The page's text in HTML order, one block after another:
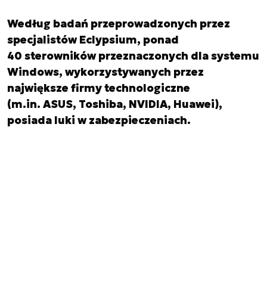
Według badań przeprowadzonych przez
specjalistów Eclypsium, ponad
40 sterowników przeznaczonych dla systemu
Windows, wykorzystywanych przez
największe firmy technologiczne
(m.in. ASUS, Toshiba, NVIDIA, Huawei),
posiada luki w zabezpieczeniach.